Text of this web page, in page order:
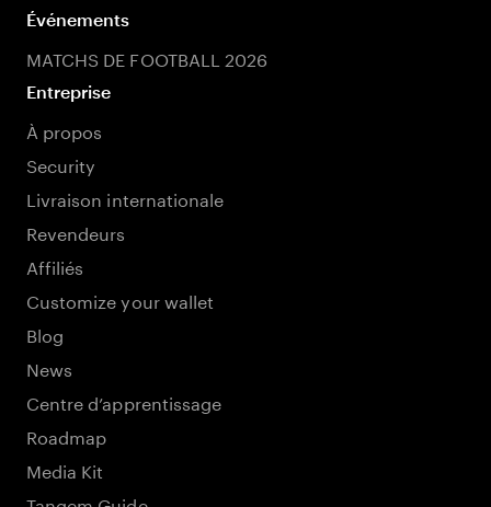
Événements
MATCHS DE FOOTBALL 2026
Entreprise
À propos
Security
Livraison internationale
Revendeurs
Affiliés
Customize your wallet
Blog
News
Centre d’apprentissage
Roadmap
Media Kit